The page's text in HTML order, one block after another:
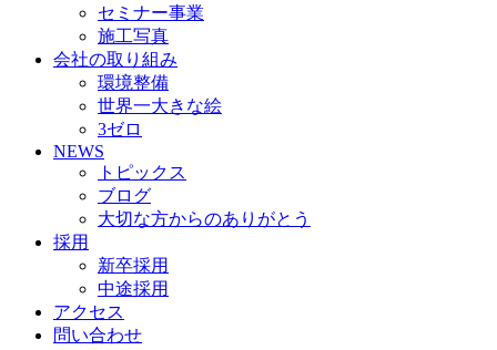
セミナー事業
施工写真
会社の取り組み
環境整備
世界一大きな絵
3ゼロ
NEWS
トピックス
ブログ
大切な方からのありがとう
採用
新卒採用
中途採用
アクセス
問い合わせ